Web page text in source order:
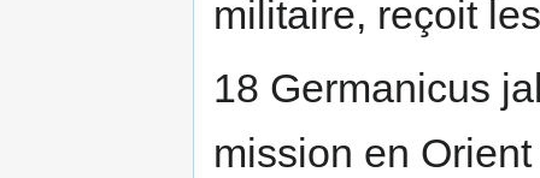
militaire, reçoit
18 Germanicus
mission en